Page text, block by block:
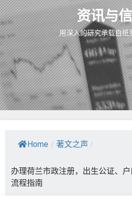
资讯与
用深入的研究承载白纸
Home / 著文之声 /
办理荷兰市政注册，出生公证、
流程指南